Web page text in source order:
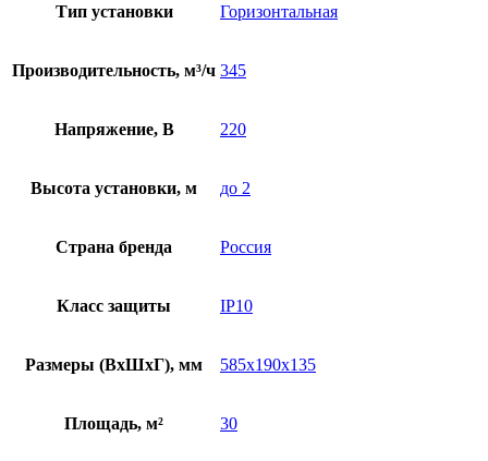
Тип установки Горизонтальная
Производительность, м³/ч 345
Напряжение, В 220
Высота установки, м до 2
Страна бренда Россия
Класс защиты IP10
Размеры (ВхШхГ), мм 585х190х135
Площадь, м² 30